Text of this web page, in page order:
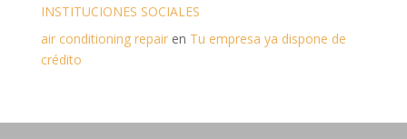
INSTITUCIONES SOCIALES
air conditioning repairen Tu empresa ya dispone de
crédito